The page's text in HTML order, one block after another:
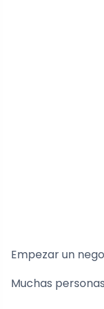
Empezar un
Muchas